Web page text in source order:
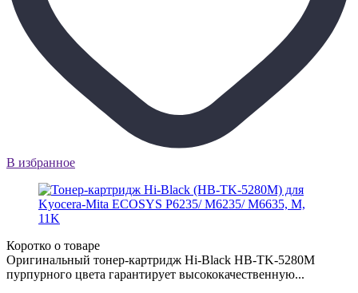
В избранное
Коротко о товаре
Оригинальный тонер-картридж Hi-Black HB-TK-5280M
пурпурного цвета гарантирует высококачественную...